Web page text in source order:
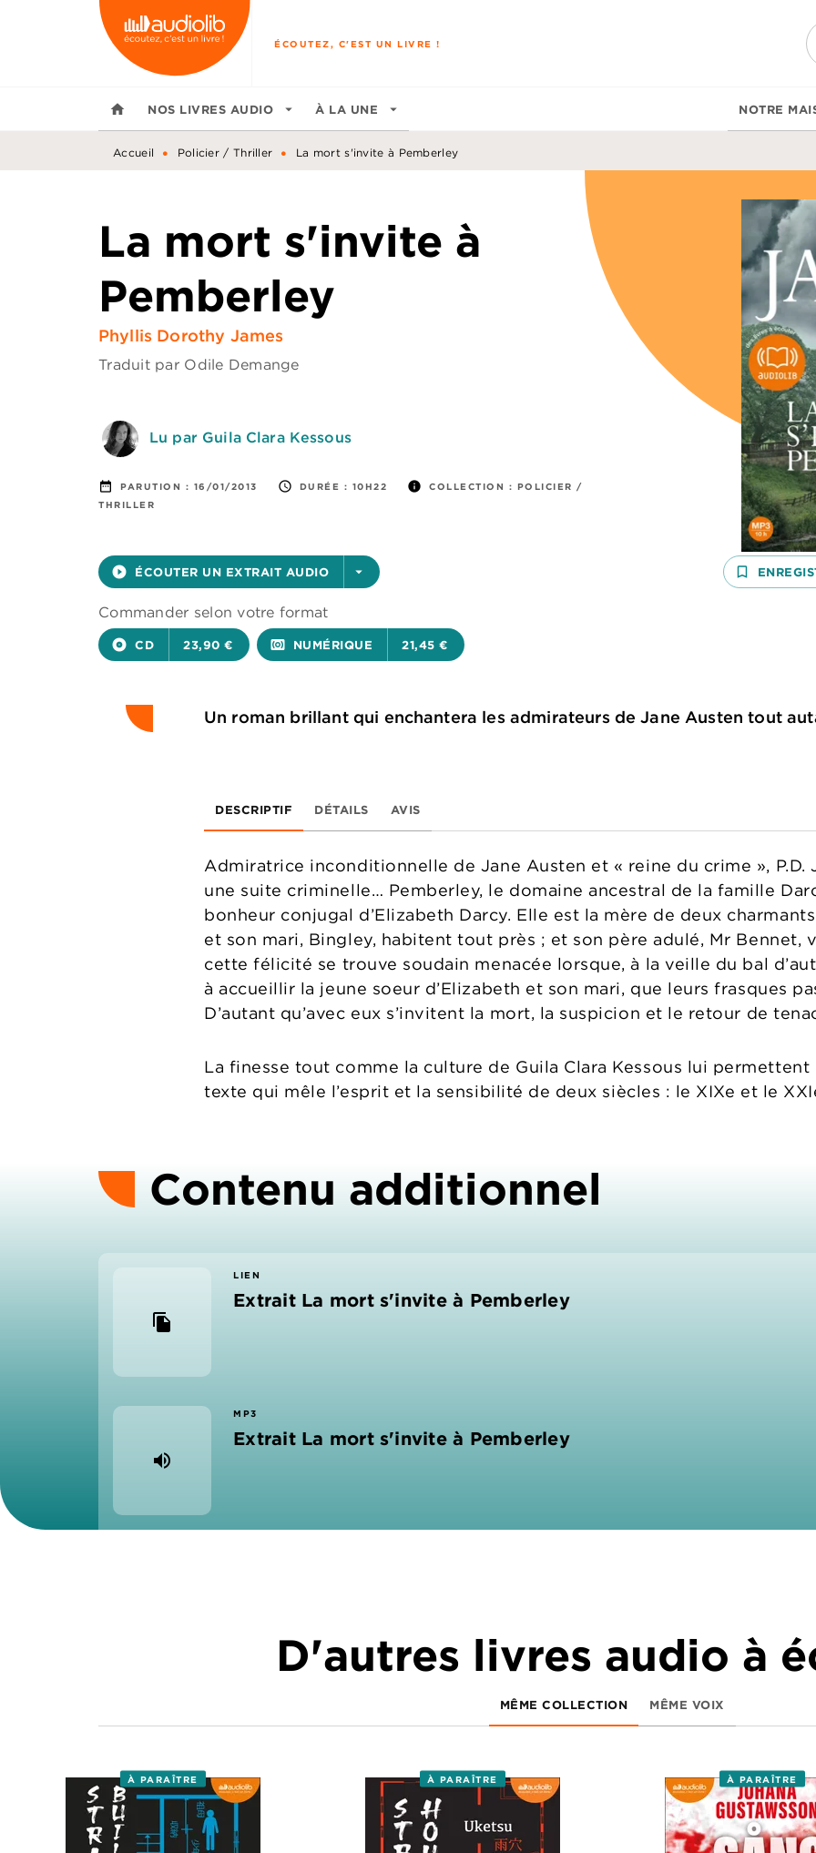
MENU RECHERCHE
ÉCOUTEZ, C'EST UN LIVRE !
home NOS LIVRES AUDIO arrow_drop_down À LA UNE arrow_drop_down NOTRE
Accueil • Policier / Thriller • La mort s'invite à Pemberley
La mort s'invite à
Pemberley
Phyllis Dorothy James
Traduit par Odile Demange
Lu par Guila Clara Kessous
date_range PARUTION : 16/01/2013 access_time DURÉE : 10H22 info COLLECTION : POLICIER /
THRILLER
play_circle_filled ÉCOUTER UN EXTRAIT AUDIO arrow_drop_down
Commander selon votre format
album CD 23,90 € surround_sound NUMÉRIQUE 21,45 €
bookmark_border
Un roman brillant qui enchantera les admirateurs de Jane Austen tout
DESCRIPTIF DÉTAILS AVIS
Admiratrice inconditionnelle de Jane Austen et « reine du crime », P.D.
une suite criminelle… Pemberley, le domaine ancestral de la famille
bonheur conjugal d’Elizabeth Darcy. Elle est la mère de deux
et son mari, Bingley, habitent tout près ; et son père adulé, Mr Bennet,
cette félicité se trouve soudain menacée lorsque, à la veille du bal
à accueillir la jeune soeur d’Elizabeth et son mari, que leurs frasques
D’autant qu’avec eux s’invitent la mort, la suspicion et le retour de
La finesse tout comme la culture de Guila Clara Kessous lui permettent
texte qui mêle l’esprit et la sensibilité de deux siècles : le XIXe et le
Contenu additionnel
file_copy
LIEN
Extrait La mort s'invite à Pemberley
volume_up
MP3
Extrait La mort s'invite à Pemberley
D'autres livres audio à
MÊME COLLECTION MÊME VOIX
À PARAÎTRE À PARAÎTRE À PARAÎTRE